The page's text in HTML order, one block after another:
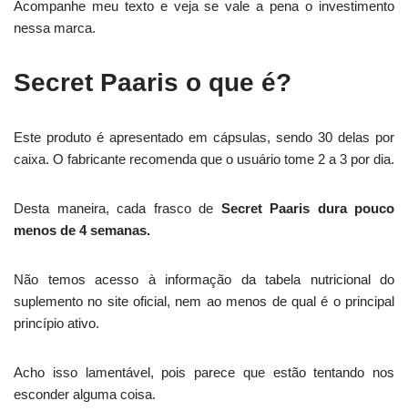
Acompanhe meu texto e veja se vale a pena o investimento
nessa marca.
Secret Paaris o que é?
Este produto é apresentado em cápsulas, sendo 30 delas por
caixa. O fabricante recomenda que o usuário tome 2 a 3 por dia.
Desta maneira, cada frasco de Secret Paaris dura pouco
menos de 4 semanas.
Não temos acesso à informação da tabela nutricional do
suplemento no site oficial, nem ao menos de qual é o principal
princípio ativo.
Acho isso lamentável, pois parece que estão tentando nos
esconder alguma coisa.